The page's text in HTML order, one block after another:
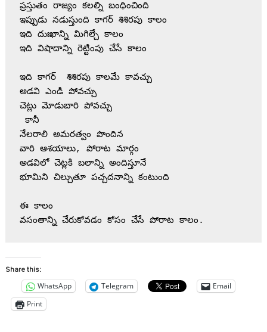
ప్రస్తుతం రాజ్యం కలల్ని బంధించింది
ఇప్పుడు నడుస్తుంది కాగర్ శిశిరపు కాలం
ఇది దుఃఖాన్ని మిగిల్చే కాలం
ఇది విషాదాన్ని రెట్టింపు చేసే కాలం
ఇది కాగర్  శిశిరపు కాలమే కావచ్చు
అడవి ఎండి పోవచ్చు
చెట్లు మోడుబారి పోవచ్చు
కానీ
నేలరాలి అమరత్వం పొందిన
వారి ఆశయాలు, పోరాట మార్గం
అడవిలో చెట్లకి బలాన్ని అందిస్తూనే
భూమిని చిల్చుతూ పచ్చదనాన్ని కంటుంది
ఈ కాలం
వసంతాన్ని చేరుకోవడం కోసం చేసే పోరాట కాలం.
Share this:
WhatsApp Telegram
Email
Print